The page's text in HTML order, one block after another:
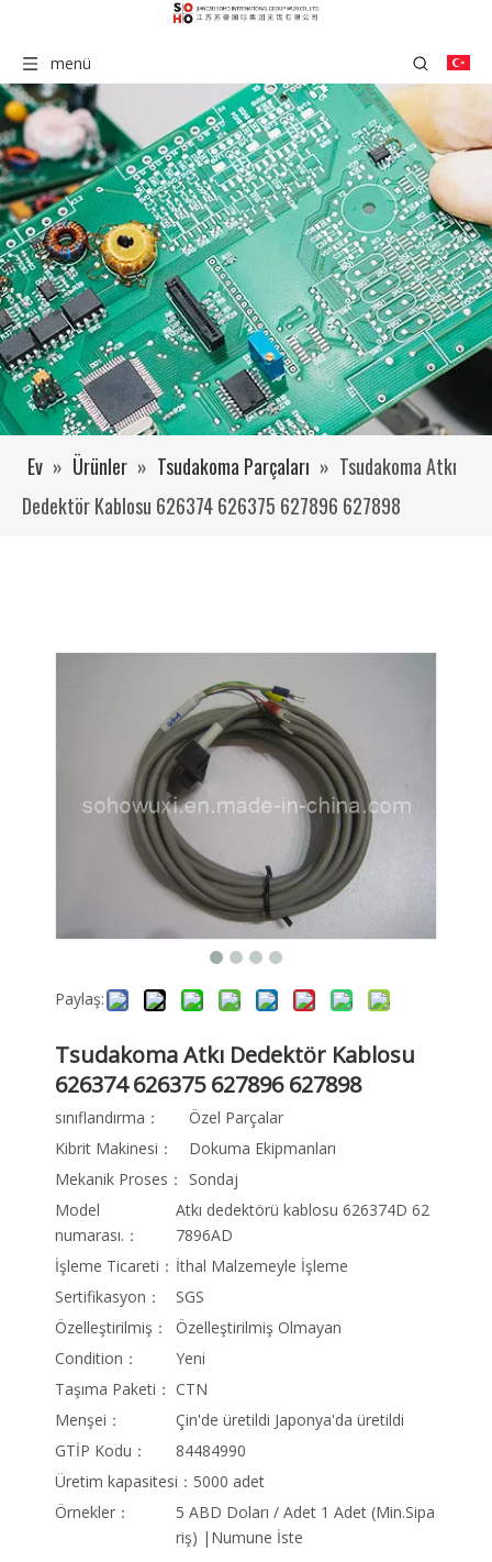
menü
Ev » Ürünler » Tsudakoma Parçaları » Tsudakoma Atkı
Dedektör Kablosu 626374 626375 627896 627898
Paylaş:
Tsudakoma Atkı Dedektör Kablosu
626374 626375 627896 627898
sınıflandırma：
Özel Parçalar
Kibrit Makinesi：
Dokuma Ekipmanları
Mekanik Proses：
Sondaj
Model
numarası.：
Atkı dedektörü kablosu 626374D 62
7896AD
İşleme Ticareti： İthal Malzemeyle İşleme
Sertifikasyon：
SGS
Özelleştirilmiş：
Özelleştirilmiş Olmayan
Condition：
Yeni
Taşıma Paketi： CTN
Menşei：
Çin'de üretildi Japonya'da üretildi
GTİP Kodu：
84484990
Üretim kapasitesi： 5000 adet
Örnekler：
5 ABD Doları / Adet 1 Adet (Min.Sipa
riş) |Numune İste